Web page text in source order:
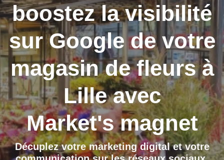
boostez la visibilité
sur Google de votre
magasin de fleurs à
Lilleavec
Market's magnet
Décuplez votre marketing digital et votre